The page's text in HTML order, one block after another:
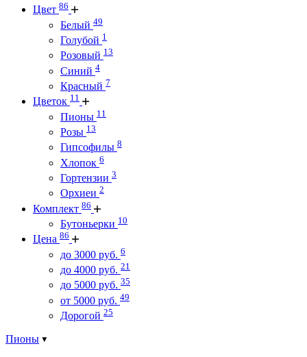
Цвет 86
Белый 49
Голубой 1
Розовый 13
Синий 4
Красный 7
Цветок 11
Пионы 11
Розы 13
Гипсофилы 8
Хлопок 6
Гортензии 3
Орхиеи 2
Комплект 86
Бутоньерки 10
Цена 86
до 3000 руб. 6
до 4000 руб. 21
до 5000 руб. 35
от 5000 руб. 49
Дорогой 25
Пионы